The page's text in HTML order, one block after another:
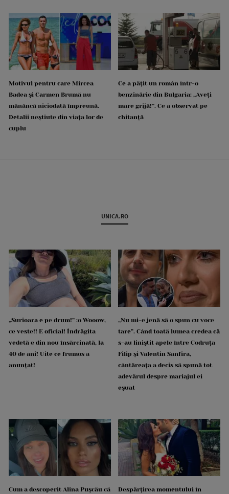
Motivul pentru care Mircea
Badea și Carmen Brumă nu
mănâncă niciodată împreună.
Detalii neștiute din viața lor de
cuplu
Ce a pățit un român într-o
benzinărie din Bulgaria: „Aveți
mare grijă!”. Ce a observat pe
chitanță
UNICA.RO
„Surioara e pe drum!” :o Wooow,
ce veste!! E oficial! Îndrăgita
vedetă e din nou însărcinată, la
40 de ani! Uite ce frumos a
anunțat!
„Nu mi-e jenă să o spun cu voce
tare”. Când toată lumea credea că
s-au liniștit apele între Codruța
Filip și Valentin Sanfira,
cântăreața a decis să spună tot
adevărul despre mariajul ei
eșuat
Cum a descoperit Alina Pușcău că Despărțirea momentului în